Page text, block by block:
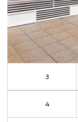
3
4